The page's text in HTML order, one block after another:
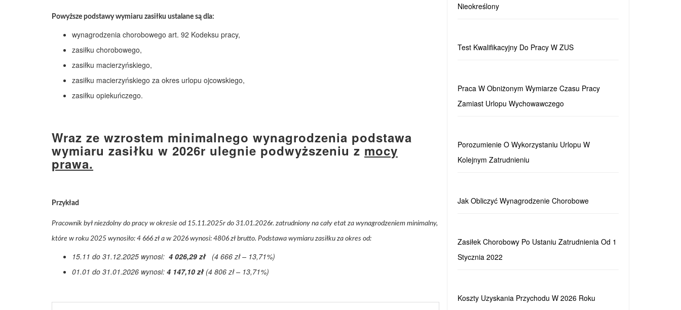
Powyższe podstawy wymiaru zasiłku ustalane są dla:
wynagrodzenia chorobowego art. 92 Kodeksu pracy,
zasiłku chorobowego,
zasiłku macierzyńskiego,
zasiłku macierzyńskiego za okres urlopu ojcowskiego,
zasiłku opiekuńczego.
Wraz ze wzrostem minimalnego wynagrodzenia podstawa
wymiaru zasiłku w 2026r ulegnie podwyższeniu z mocy
prawa.
Przykład
Pracownik był niezdolny do pracy w okresie od 15.11.2025r do 31.01.2026r. zatrudniony na cały etat za wynagrodzeniem minimalny,
które w roku 2025 wynosiło: 4 666 zł a w 2026 wynosi: 4806 zł brutto. Podstawa wymiaru zasiłku za okres od:
15.11 do 31.12.2025 wynosi: 4 026,29 zł(4 666 zł – 13,71%)
01.01 do 31.01.2026 wynosi: 4 147,10 zł(4 806 zł – 13,71%)
Nieokreślony
Test Kwalifikacyjny Do Pracy W ZUS
Praca W Obniżonym Wymiarze Czasu Pracy
Zamiast Urlopu Wychowawczego
Porozumienie O Wykorzystaniu Urlopu W
Kolejnym Zatrudnieniu
Jak Obliczyć Wynagrodzenie Chorobowe
Zasiłek Chorobowy Po Ustaniu Zatrudnienia Od 1
Stycznia 2022
Koszty Uzyskania Przychodu W 2026 Roku